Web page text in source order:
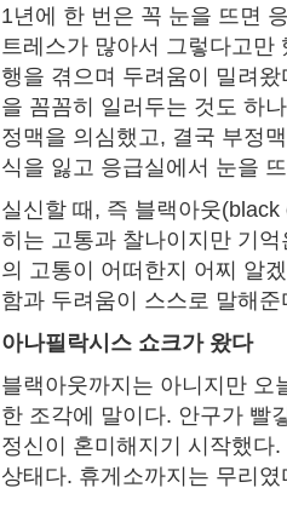
1년에 한 번은 꼭 눈을 뜨면
트레스가 많아서 그렇다고만
행을 겪으며 두려움이 밀려
을 꼼꼼히 일러두는 것도 하
정맥을 의심했고, 결국 부정
식을 잃고 응급실에서 눈을
실신할 때, 즉 블랙아웃
히는 고통과 찰나이지만 기
의 고통이 어떠한지 어찌 알
함과 두려움이 스스로 말해
아나필락시스 쇼크가 왔다
블랙아웃까지는 아니지만 오
한 조각에 말이다. 안구가 빨
정신이 혼미해지기 시작했다
상태다. 휴게소까지는 무리